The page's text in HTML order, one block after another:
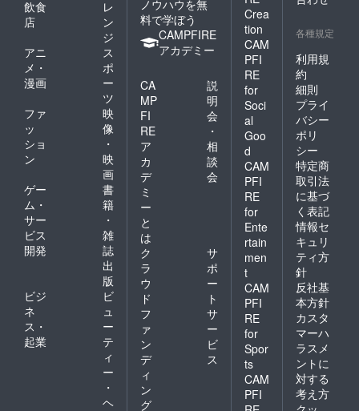
飲食
店
レ
ン
ジ
アニ
メ・
漫画
ス
ポ
ー
ツ
ファ
ッ
ショ
ン
映
像
・
映
画
ゲー
ム・
サー
ビス
開発
書
籍
・
雑
誌
出
版
ビジ
ネ
ス・
起業
ビ
ュ
ー
テ
ィ
ー
・
ヘ
ノウハウを無
料で学ぼう
CAMPFIRE
アカデミー
CA
MP
FI
RE
ア
カ
デ
ミ
ー
と
は
説
明
会
・
相
談
会
ク
ラ
ウ
ド
フ
ァ
ン
デ
ィ
ン
グ
サ
ポ
ー
ト
サ
ー
ビ
ス
Crea
tion
CAM
PFI
RE
for
Soci
al
Goo
d
CAM
PFI
RE
for
Ente
rtain
men
t
CAM
PFI
RE
for
Spor
ts
CAM
PFI
各種規定
利用規
約
細則
プライ
バシー
ポリ
シー
特定商
取引法
に基づ
く表記
情報セ
キュリ
ティ方
針
反社基
本方針
カスタ
マーハ
ラスメ
ントに
対する
考え方